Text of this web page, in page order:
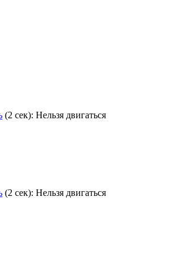
(2 сек): Нельзя двигаться
(2 сек): Нельзя двигаться